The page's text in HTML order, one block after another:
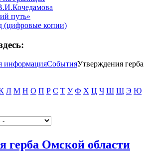
путь»
(цифровые копии)
информацияСобытияУтверждения герба
Л М Н О П Р С Т У Ф Х Ц Ч Ш Щ Э Ю
герба Омской области